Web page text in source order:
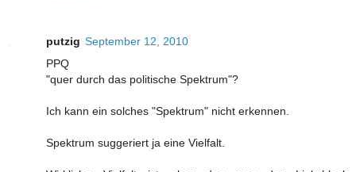
putzig September 12, 2010
PPQ
"quer durch das politische Spektrum"?
Ich kann ein solches "Spektrum" nicht erkennen.
Spektrum suggeriert ja eine Vielfalt.